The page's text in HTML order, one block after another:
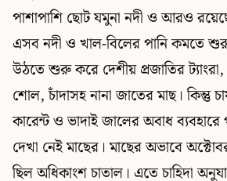
পাশাপাশি ছোট যমুনা নদী ও আরও
এসব নদী ও খাল-বিলের পানি কমতে
উঠতে শুরু করে দেশীয় প্রজাতির
শোল, চাঁদাসহ নানা জাতের মাছ। কিন্তু
কারেন্ট ও ভাদাই জালের অবাধ
দেখা নেই মাছের। মাছের অভাবে
ছিল অধিকাংশ চাতাল। এতে চাহিদা